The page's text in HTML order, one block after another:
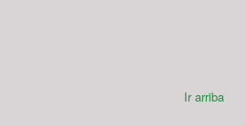
Ir arriba